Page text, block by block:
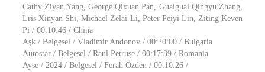
Cathy Ziyan Yang, George Qixuan Pan, Guaiguai Qingyu Zhang,
Lris Xinyan Shi, Michael Zelai Li, Peter Peiyi Lin, Ziting Keven
Pi / 00:10:46 / China
Aşk / Belgesel / Vladimir Andonov / 00:20:00 / Bulgaria
Autostar / Belgesel / Raul Petrușe / 00:17:39 / Romania
Ayse / 2024 / Belgesel / Ferah Özden / 00:10:26 /